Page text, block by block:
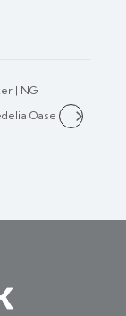
| NG
Oase